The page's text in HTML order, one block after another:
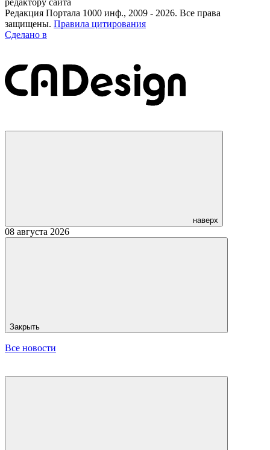
Редакция Портала 1000 инф., 2009 - 2026. Все права
защищены. Правила цитирования
Сделано в
наверх
08 августа 2026
Закрыть
Все новости